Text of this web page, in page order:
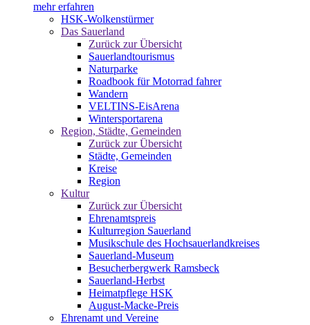
mehr erfahren
HSK-Wolkenstürmer
Das Sauerland
Zurück zur Übersicht
Sauerlandtourismus
Naturparke
Roadbook für Motorrad fahrer
Wandern
VELTINS-EisArena
Wintersportarena
Region, Städte, Gemeinden
Zurück zur Übersicht
Städte, Gemeinden
Kreise
Region
Kultur
Zurück zur Übersicht
Ehrenamtspreis
Kulturregion Sauerland
Musikschule des Hochsauerlandkreises
Sauerland-Museum
Besucherbergwerk Ramsbeck
Sauerland-Herbst
Heimatpflege HSK
August-Macke-Preis
Ehrenamt und Vereine